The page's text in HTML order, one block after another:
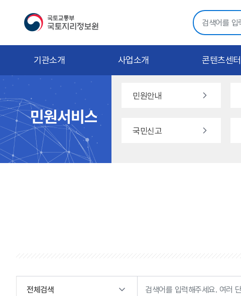
기관소개 사업소개 콘텐츠센터
민원안내
국민신고
전체검색